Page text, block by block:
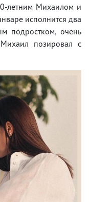
летним Михаилом и
исполнится два
подростком, очень
позировал с